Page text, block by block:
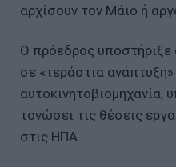
αρχίσουν τον Μάιο ή
Ο πρόεδρος υποστήριξε
σε «τεράστια ανάπτυξη»
αυτοκινητοβιομηχανία,
τονώσει τις θέσεις
στις ΗΠΑ.